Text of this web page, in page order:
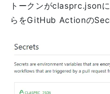
トークンがclasprc.json
らをGitHub Actionの